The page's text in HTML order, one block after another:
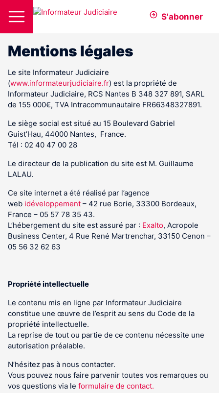
S'abonner
Mentions légales
Le site Informateur Judiciaire
(www.informateurjudiciaire.fr) est la propriété de
Informateur Judiciaire, RCS Nantes B 348 327 891, SARL
de 155 000€, TVA Intracommunautaire FR66348327891.
Le siège social est situé au 15 Boulevard Gabriel
Guist’Hau, 44000 Nantes, France.
Tél : 02 40 47 00 28
Le directeur de la publication du site est M. Guillaume
LALAU.
Ce site internet a été réalisé par l’agence
web idéveloppement – 42 rue Borie, 33300 Bordeaux,
France – 05 57 78 35 43.
L’hébergement du site est assuré par : Exalto, Acropole
Business Center, 4 Rue René Martrenchar, 33150 Cenon –
05 56 32 62 63
Propriété intellectuelle
Le contenu mis en ligne par Informateur Judiciaire
constitue une œuvre de l’esprit au sens du Code de la
propriété intellectuelle.
La reprise de tout ou partie de ce contenu nécessite une
autorisation préalable.
N’hésitez pas à nous contacter.
Vous pouvez nous faire parvenir toutes vos remarques ou
vos questions via le formulaire de contact.